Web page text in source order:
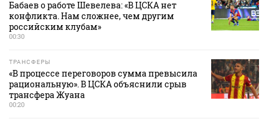
Бабаев о работе Шевелева: «В ЦСКА нет
конфликта. Нам сложнее, чем другим
российским клубам»
00:30
ТРАНСФЕРЫ
«В процессе переговоров сумма превысила
рациональную». В ЦСКА объяснили срыв
трансфера Жуана
00:20